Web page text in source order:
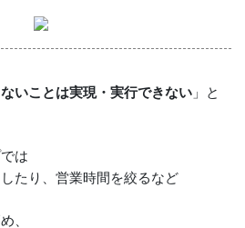
いことは実現・実行できない 」と
は
たり、営業時間を絞るなど
、